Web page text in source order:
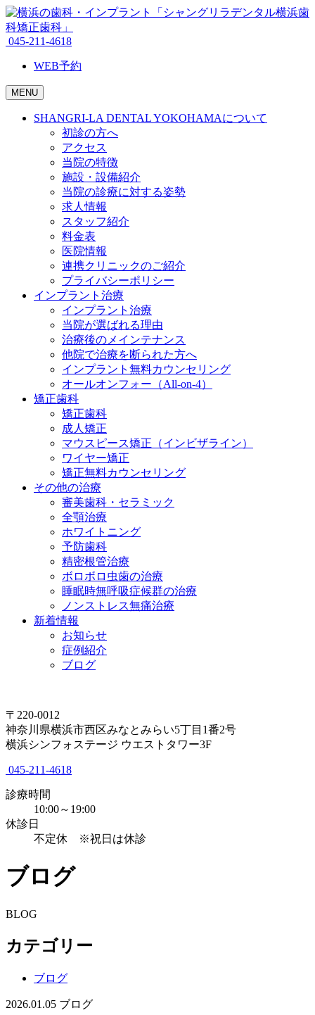
045-211-4618
WEB予約
MENU
SHANGRI-LA DENTAL YOKOHAMAについて
初診の方へ
アクセス
当院の特徴
施設・設備紹介
当院の診療に対する姿勢
求人情報
スタッフ紹介
料金表
医院情報
連携クリニックのご紹介
プライバシーポリシー
インプラント治療
インプラント治療
当院が選ばれる理由
治療後のメインテナンス
他院で治療を断られた方へ
インプラント無料カウンセリング
オールオンフォー（All-on-4）
矯正歯科
矯正歯科
成人矯正
マウスピース矯正（インビザライン）
ワイヤー矯正
矯正無料カウンセリング
その他の治療
審美歯科・セラミック
全顎治療
ホワイトニング
予防歯科
精密根管治療
ボロボロ虫歯の治療
睡眠時無呼吸症候群の治療
ノンストレス無痛治療
新着情報
お知らせ
症例紹介
ブログ
〒220-0012
神奈川県横浜市西区みなとみらい5丁目1番2号
横浜シンフォステージ ウエストタワー3F
045-211-4618
診療時間
10:00～19:00
休診日
不定休 ※祝日は休診
ブログ
BLOG
カテゴリー
ブログ
2026.01.05 ブログ